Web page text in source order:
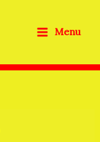
Menu